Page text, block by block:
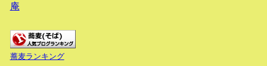
庵
蕎麦ランキング